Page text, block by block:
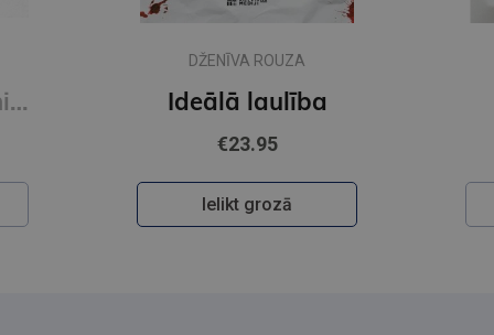
Novecot bez panikas (e-grāmata)
DŽENĪVA ROUZA
Ideālā laulība
€23.95
Ielikt grozā